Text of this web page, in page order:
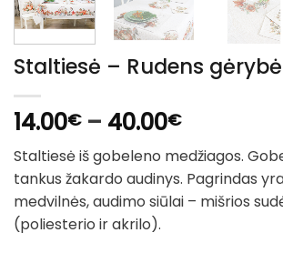
Staltiesė – Rudens
14.00€ – 40.00€Price
range:
14.00€
through
40.00€
Staltiesė iš gobeleno medžiagos.
tankus žakardo audinys. Pagrindas
medvilnės, audimo siūlai – mišrios
(poliesterio ir akrilo).